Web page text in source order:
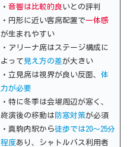
・音響は比較的良いとの評判
・円形に近い客席配置で一体感
が生まれやすい
・アリーナ席はステージ構成に
よって見え方の差が大きい
・立見席は視界が良い反面、体
力が必要
・特に冬季は会場周辺が寒く、
終演後の移動は 防寒対策が必須
・真駒内駅から徒歩では20～25分
程度あり、シャトルバス利用者